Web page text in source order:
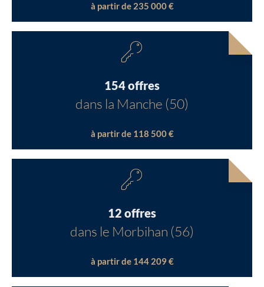
à partir de 235 000 €
154 offres
dans la Manche (50)
à partir de 118 500 €
12 offres
dans le Morbihan (56)
à partir de 144 209 €